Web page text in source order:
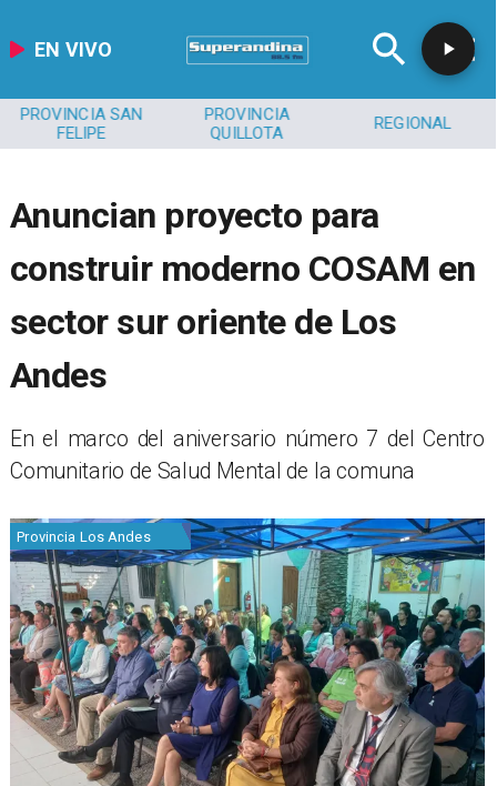
EN VIVO
PROVINCIA SAN
FELIPE
PROVINCIA
QUILLOTA
REGIONAL
Anuncian proyecto para
construir moderno COSAM en
sector sur oriente de Los
Andes
​En el marco del aniversario número 7 del Centro
Comunitario de Salud Mental de la comuna
Provincia Los Andes